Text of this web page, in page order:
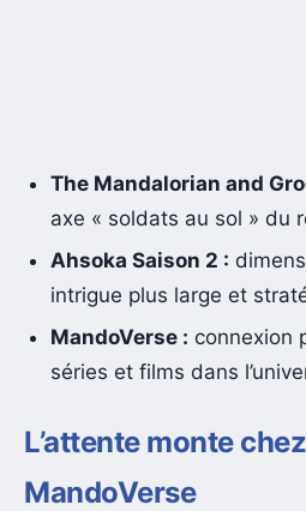
The Mandalorian and
axe « soldats au sol » du
Ahsoka Saison 2 :
intrigue plus large et
MandoVerse : connexion
séries et films dans
L’attente monte
MandoVerse